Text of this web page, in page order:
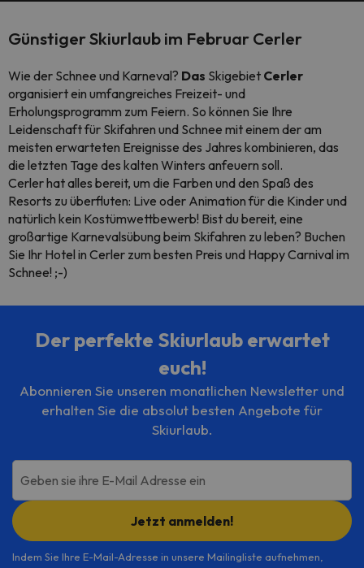
Günstiger Skiurlaub im Februar Cerler
Wie der Schnee und Karneval? Das Skigebiet Cerler
organisiert ein umfangreiches Freizeit- und
Erholungsprogramm zum Feiern. So können Sie Ihre
Leidenschaft für Skifahren und Schnee mit einem der am
meisten erwarteten Ereignisse des Jahres kombinieren, das
die letzten Tage des kalten Winters anfeuern soll.
Cerler hat alles bereit, um die Farben und den Spaß des
Resorts zu überfluten: Live oder Animation für die Kinder und
natürlich kein Kostümwettbewerb! Bist du bereit, eine
großartige Karnevalsübung beim Skifahren zu leben? Buchen
Sie Ihr Hotel in Cerler zum besten Preis und Happy Carnival im
Schnee! ;-)
Der perfekte Skiurlaub erwartet
euch!
Abonnieren Sie unseren monatlichen Newsletter und
erhalten Sie die absolut besten Angebote für
Skiurlaub.
Geben sie ihre E-Mail Adresse ein
Jetzt anmelden!
Indem Sie Ihre E-Mail-Adresse in unsere Mailingliste aufnehmen,